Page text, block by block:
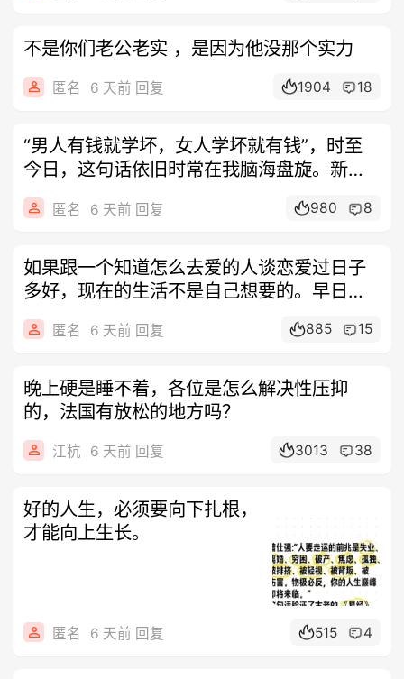
不是你们老公老实 ，是因为他没那个实力
匿名 6 天前 回复 1904 18
“男人有钱就学坏，女人学坏就有钱”，时至
今日，这句话依旧时常在我脑海盘旋。新婚
伊
匿名 6 天前 回复 980 8
如果跟一个知道怎么去爱的人谈恋爱过日子
多好，现在的生活不是自己想要的。早日脱
身是
匿名 6 天前 回复 885 15
晚上硬是睡不着，各位是怎么解决性压抑
的，法国有放松的地方吗？
江杭 6 天前 回复 3013 38
好的人生，必须要向下扎根，
才能向上生长。
匿名 6 天前 回复 515 4